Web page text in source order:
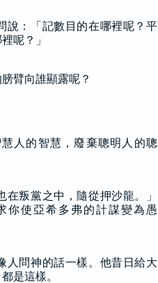
說：「記數目的在哪裡呢？平
呢？」
臂向誰顯露呢？
人的智慧，廢棄聰明人的聰
叛黨之中，隨從押沙龍。」
你使亞希多弗的計謀變為愚
人問神的話一樣。他昔日給大
是這樣。